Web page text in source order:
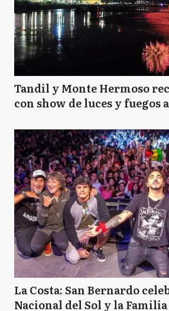
Tandil y Monte Hermoso
con show de luces y fuegos
La Costa: San Bernardo
Nacional del Sol y la Familia